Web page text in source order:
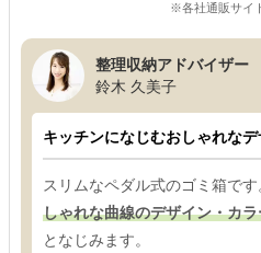
※各社通販サイ
整理収納アドバイザー
鈴木 久美子
キッチンになじむおしゃれなデ
スリムなペダル式のゴミ箱で
しゃれな曲線のデザイン・カラ
となじみます。